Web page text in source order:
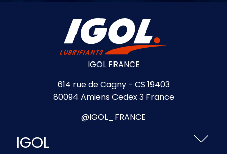
IGOL FRANCE
614 rue de Cagny - CS 19403
80094 Amiens Cedex 3 France
@IGOL_FRANCE
IGOL